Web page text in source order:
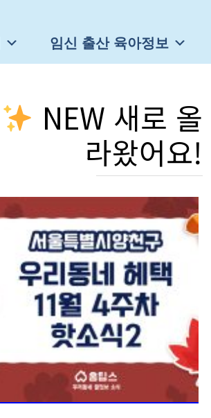
임신 출산 육아정보
NEW 새로 올
라왔어요!